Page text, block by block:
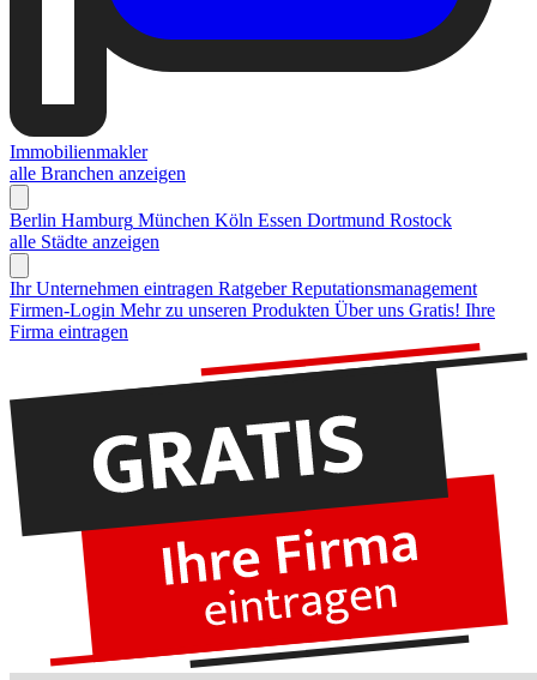
Immobilienmakler
alle Branchen anzeigen
Berlin Hamburg München Köln Essen Dortmund Rostock
alle Städte anzeigen
Ihr Unternehmen eintragen Ratgeber Reputationsmanagement
Firmen-Login Mehr zu unseren Produkten Über uns Gratis! Ihre
Firma eintragen